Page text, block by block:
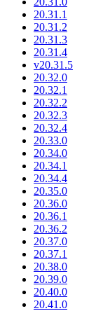
20.31.1
20.31.2
20.31.3
20.31.4
v20.31.5
20.32.0
20.32.1
20.32.2
20.32.3
20.32.4
20.33.0
20.34.0
20.34.1
20.34.4
20.35.0
20.36.0
20.36.1
20.36.2
20.37.0
20.37.1
20.38.0
20.39.0
20.40.0
20.41.0